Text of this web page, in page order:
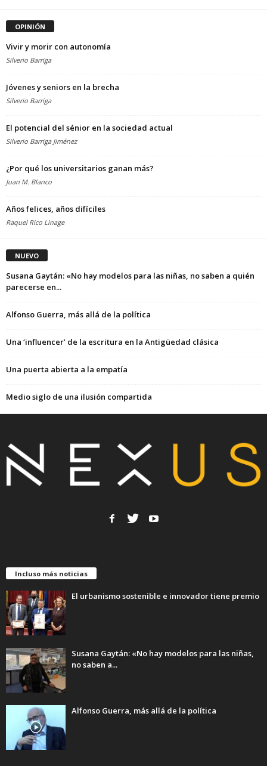
OPINIÓN
Vivir y morir con autonomía
Silverio Barriga
Jóvenes y seniors en la brecha
Silverio Barriga
El potencial del sénior en la sociedad actual
Silverio Barriga Jiménez
¿Por qué los universitarios ganan más?
Juan M. Blanco
Años felices, años difíciles
Raquel Rico Linage
NUEVO
Susana Gaytán: «No hay modelos para las niñas, no saben a quién
parecerse en...
Alfonso Guerra, más allá de la política
Una ‘influencer’ de la escritura en la Antigüedad clásica
Una puerta abierta a la empatía
Medio siglo de una ilusión compartida
Incluso más noticias
El urbanismo sostenible e innovador tiene premio
Susana Gaytán: «No hay modelos para las niñas,
no saben a...
Alfonso Guerra, más allá de la política